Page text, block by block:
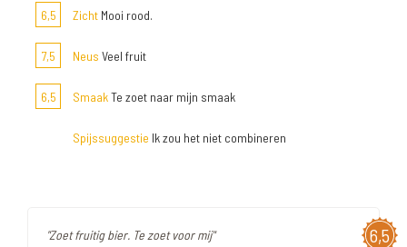
6,5
Zicht Mooi rood.
7,5 Neus Veel fruit
6,5 SmaakTe zoet naar mijn smaak
Spijssuggestie Ik zou het niet combineren
6,5
"Zoet fruitig bier. Te zoet voor mij"